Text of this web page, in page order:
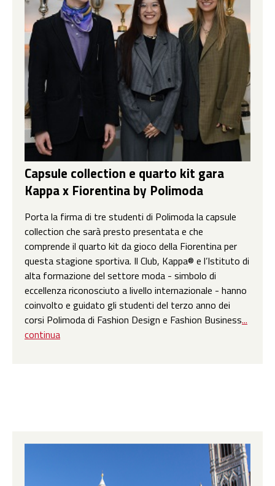
Capsule collection e quarto kit gara
Kappa x Fiorentina by Polimoda
Porta la firma di tre studenti di Polimoda la capsule
collection che sarà presto presentata e che
comprende il quarto kit da gioco della Fiorentina per
questa stagione sportiva. Il Club, Kappa® e l’Istituto di
alta formazione del settore moda - simbolo di
eccellenza riconosciuto a livello internazionale - hanno
coinvolto e guidato gli studenti del terzo anno dei
corsi Polimoda di Fashion Design e Fashion Business...
continua